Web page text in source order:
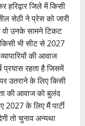
हरिद्वार जिले में किसी
सेठी ने प्रेस को जारी
वो उनके सामने टिकट
किसी भी सीट से 2027
की आवाज
रहता है जिसमें
उतराने के लिए किसी
की आवाज को बुलंद
के लिए मैं पार्टी
तो चुनाव अन्यथा